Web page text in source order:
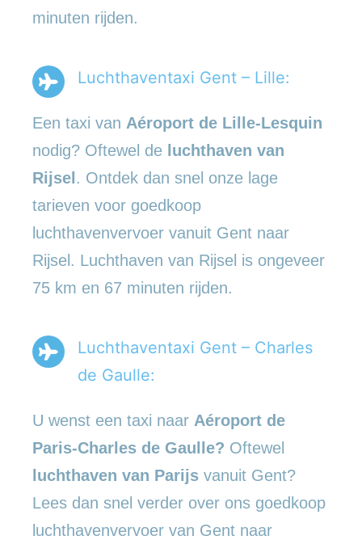
minuten rijden.
Luchthaventaxi Gent – Lille:
Een taxi van Aéroport de Lille-Lesquin
nodig? Oftewel de luchthaven van
Rijsel . Ontdek dan snel onze lage
tarieven voor goedkoop
luchthavenvervoer vanuit Gent naar
Rijsel. Luchthaven van Rijsel is ongeveer
75 km en 67 minuten rijden.
Luchthaventaxi Gent – Charles
de Gaulle:
U wenst een taxi naar Aéroport de
Paris-Charles de Gaulle? Oftewel
luchthaven van Parijs vanuit Gent?
Lees dan snel verder over ons goedkoop
luchthavenvervoer van Gent naar